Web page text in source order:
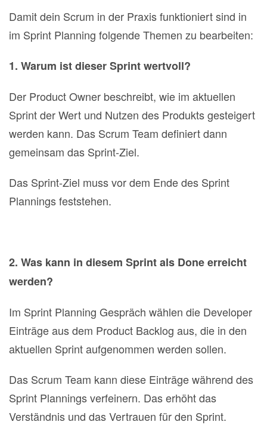
Damit dein Scrum in der Praxis funktioniert sind in
im Sprint Planning folgende Themen zu bearbeiten:
1. Warum ist dieser Sprint wertvoll?
Der Product Owner beschreibt, wie im aktuellen
Sprint der Wert und Nutzen des Produkts gesteigert
werden kann. Das Scrum Team definiert dann
gemeinsam das Sprint‐Ziel.
Das Sprint‐Ziel muss vor dem Ende des Sprint
Plannings feststehen.
2. Was kann in diesem Sprint als Done erreicht
werden?
Im Sprint Planning Gespräch wählen die Developer
Einträge aus dem Product Backlog aus, die in den
aktuellen Sprint aufgenommen werden sollen.
Das Scrum Team kann diese Einträge während des
Sprint Plannings verfeinern. Das erhöht das
Verständnis und das Vertrauen für den Sprint.